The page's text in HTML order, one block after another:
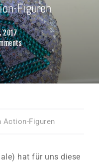
Figuren
2017
Action-Figuren
hat für uns diese